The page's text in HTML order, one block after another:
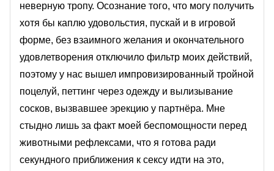
неверную тропу. Осознание того, что могу получить
хотя бы каплю удовольстия, пускай и в игровой
форме, без взаимного желания и окончательного
удовлетворения отключило фильтр моих действий,
поэтому у нас вышел импровизированный тройной
поцелуй, петтинг через одежду и вылизывание
сосков, вызвавшее эрекцию у партнёра. Мне
стыдно лишь за факт моей беспомощности перед
животными рефлексами, что я готова ради
секундного приближения к сексу идти на это,